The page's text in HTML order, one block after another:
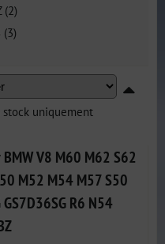
(2)
(3)
stock uniquement
V8 M60 M62 S62
M52 M54 M57 S50
R6 N54